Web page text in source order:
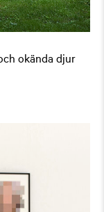
okända djur